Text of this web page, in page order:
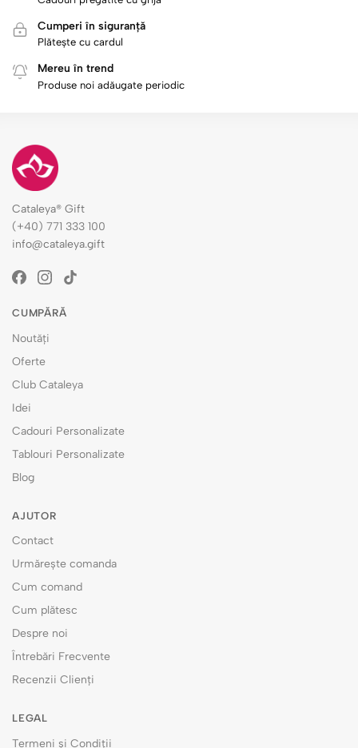
Cumperi în siguranță
Plătește cu cardul
Mereu în trend
Produse noi adăugate periodic
Cataleya® Gift
(+40) 771 333 100
info@cataleya.gift
CUMPĂRĂ
Noutăți
Oferte
Club Cataleya
Idei
Cadouri Personalizate
Tablouri Personalizate
Blog
AJUTOR
Contact
Urmărește comanda
Cum comand
Cum plătesc
Despre noi
Întrebări Frecvente
Recenzii Clienți
LEGAL
Termeni și Condiții